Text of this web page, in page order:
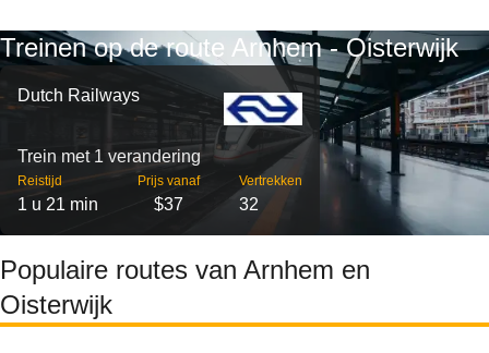
Treinen op de route Arnhem - Oisterwijk
Dutch Railways
Trein met 1 verandering
Reistijd
1 u 21 min
Prijs vanaf
$37
Vertrekken
32
Populaire routes van Arnhem en
Oisterwijk